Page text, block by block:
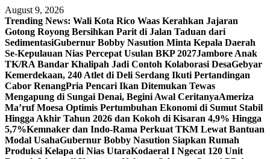
Skip
to
content
August 9, 2026
Trending News: Wali Kota Rico Waas Kerahkan Jajaran
Gotong Royong Bersihkan Parit di Jalan Taduan dari
SedimentasiGubernur Bobby Nasution Minta Kepala Daerah
Se-Kepulauan Nias Percepat Usulan BKP 2027Jambore Anak
TK/RA Bandar Khalipah Jadi Contoh Kolaborasi DesaGebyar
Kemerdekaan, 240 Atlet di Deli Serdang Ikuti Pertandingan
Cabor RenangPria Pencari Ikan Ditemukan Tewas
Mengapung di Sungai Denai, Begini Awal Ceritanya‎Ameriza
Ma’ruf Moesa‎ Optimis Pertumbuhan Ekonomi di Sumut Stabil
Hingga Akhir Tahun 2026 dan Kokoh di Kisaran 4,9% Hingga
5,7%Kemnaker dan Indo-Rama Perkuat TKM Lewat Bantuan
Modal UsahaGubernur Bobby Nasution Siapkan Rumah
Produksi Kelapa di Nias UtaraKodaeral I Ngecat 120 Unit